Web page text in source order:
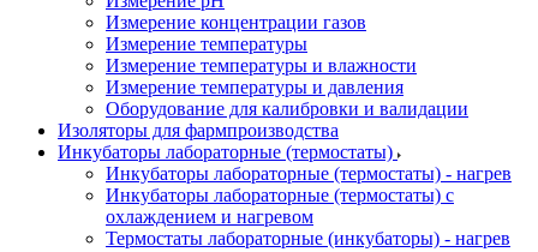
Измерение концентрации газов
Измерение температуры
Измерение температуры и влажности
Измерение температуры и давления
Оборудование для калибровки и валидации
Изоляторы для фармпроизводства
Инкубаторы лабораторные (термостаты)
Инкубаторы лабораторные (термостаты) - нагрев
Инкубаторы лабораторные (термостаты) с
охлаждением и нагревом
Термостаты лабораторные (инкубаторы) - нагрев